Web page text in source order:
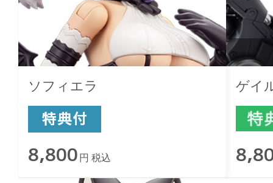
ソフィエラ
8,800 円 税込
ゲイ